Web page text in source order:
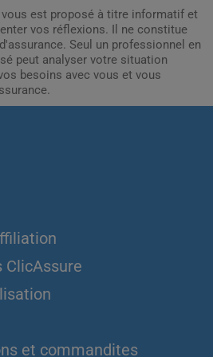
est proposé à titre informatif et
vos réflexions. Il ne constitue
Seul un professionnel en
peut analyser votre situation
besoins avec vous et vous
ClicAssure
et commandites